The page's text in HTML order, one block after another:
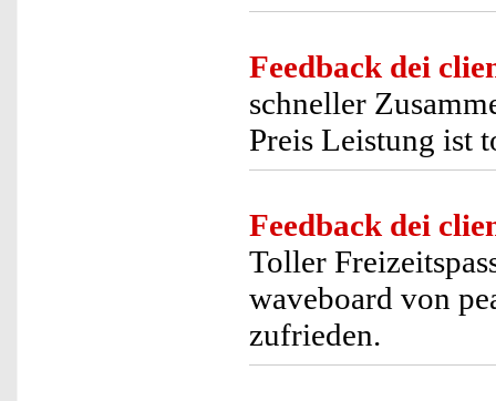
Feedback dei
schneller
Preis Leistung ist
Feedback dei
Toller
waveboard von
zufrieden.